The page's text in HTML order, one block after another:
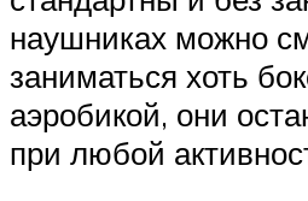
наушниках можно
заниматься хоть
аэробикой, они
при любой